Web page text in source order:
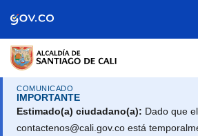
de
COMUNICADO
IMPORTANTE
Estimado(a) ciudadano(a): Dado que
contactenos@cali.gov.co está